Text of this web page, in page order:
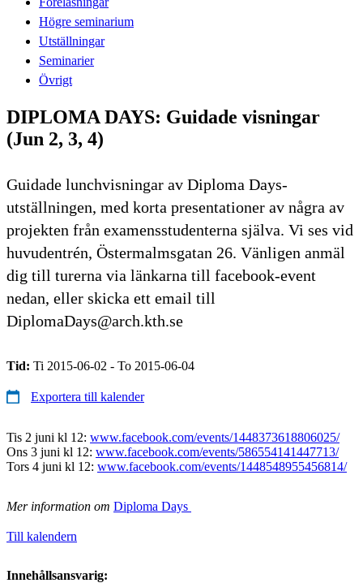
Högre seminarium
Utställningar
Seminarier
Övrigt
DIPLOMA DAYS: Guidade visningar
(Jun 2, 3, 4)
Guidade lunchvisningar av Diploma Days-
utställningen, med korta presentationer av några av
projekten från examensstudenterna själva. Vi ses vid
huvudentrén, Östermalmsgatan 26. Vänligen anmäl
dig till turerna via länkarna till facebook-event
nedan, eller skicka ett email till
DiplomaDays@arch.kth.se
Tid: Ti 2015-06-02 - To 2015-06-04
Exportera till kalender
Tis 2 juni kl 12: www.facebook.com/events/1448373618806025/
Ons 3 juni kl 12: www.facebook.com/events/586554141447713/
Tors 4 juni kl 12: www.facebook.com/events/1448548955456814/
Mer information om Diploma Days
Till kalendern
Innehållsansvarig: